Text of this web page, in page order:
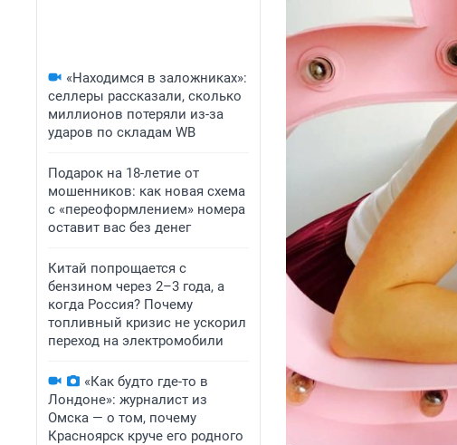
«Находимся в заложниках»:
селлеры рассказали, сколько
миллионов потеряли из-за
ударов по складам WB
Подарок на 18-летие от
мошенников: как новая схема
с «переоформлением» номера
оставит вас без денег
Китай попрощается с
бензином через 2–3 года, а
когда Россия? Почему
топливный кризис не ускорил
переход на электромобили
«Как будто где-то в
Лондоне»: журналист из
Омска — о том, почему
Красноярск круче его родного